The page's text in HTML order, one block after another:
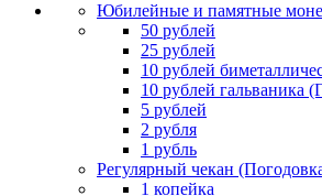
Юбилейные и памятные
50 рублей
25 рублей
10 рублей
10 рублей гальваника
5 рублей
2 рубля
1 рубль
Регулярный чекан
1 копейка